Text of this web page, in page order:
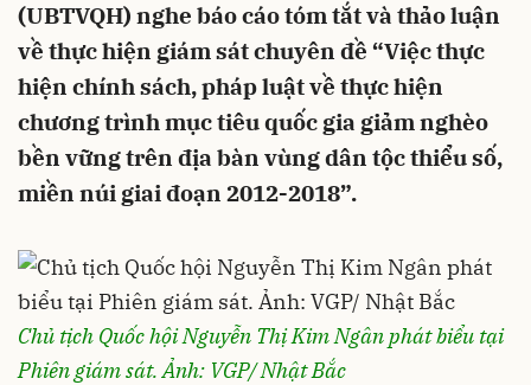
(UBTVQH) nghe báo cáo tóm tắt và thảo luận
về thực hiện giám sát chuyên đề “Việc thực
hiện chính sách, pháp luật về thực hiện
chương trình mục tiêu quốc gia giảm nghèo
bền vững trên địa bàn vùng dân tộc thiểu số,
miền núi giai đoạn 2012-2018”.
Chủ tịch Quốc hội Nguyễn Thị Kim Ngân phát biểu tại
Phiên giám sát. Ảnh: VGP/ Nhật Bắc